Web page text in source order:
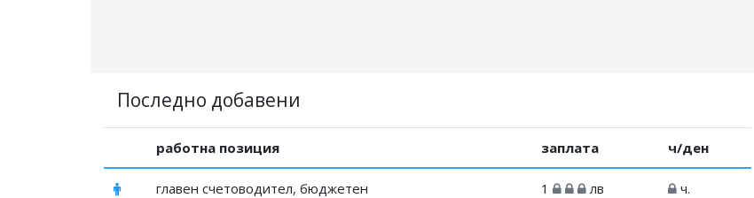
Последно добавени
работна позиция заплата ч/ден
главен счетоводител, бюджетен 1 лв ч.